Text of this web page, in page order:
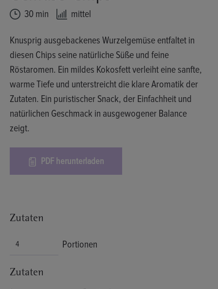
30 min mittel
Knusprig ausgebackenes Wurzelgemüse entfaltet in
diesen Chips seine natürliche Süße und feine
Röstaromen. Ein mildes Kokosfett verleiht eine sanfte,
warme Tiefe und unterstreicht die klare Aromatik der
Zutaten. Ein puristischer Snack, der Einfachheit und
natürlichen Geschmack in ausgewogener Balance
zeigt.
PDF herunterladen
Zutaten
Portionen
Zutaten